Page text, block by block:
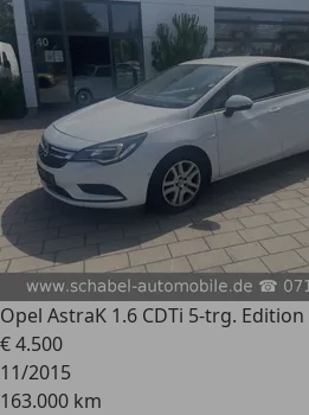
Opel AstraK 1.6 CDTi 5-trg.
€ 4.500
11/2015
163.000 km